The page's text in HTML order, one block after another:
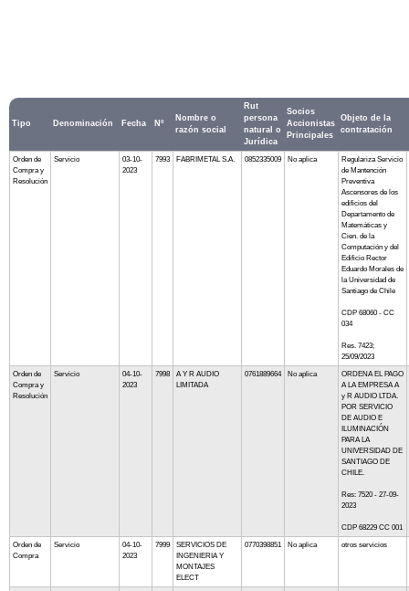
Tipo Denominación Fecha Nº
Nombre o
razón social
Rut
persona
natural o
Jurídica
Socios
Accionistas
Principales
Objeto de la
contratación
Orden de
Compra y
Resolución
Servicio
03-10-
2023
7993 FABRIMETAL S.A. 0852335009 No aplica
Regulariza Servicio
de Mantención
Preventiva
Ascensores de los
edificios del
Departamento de
Matemáticas y
Cien. de la
Computación y del
Edificio Rector
Eduardo Morales de
la Universidad de
Santiago de Chile
CDP 68060 - CC
034
Res. 7423;
25/09/2023
Orden de
Compra y
Resolución
Servicio
04-10-
2023
7998
A Y R AUDIO
LIMITADA
0761889664 No aplica
ORDENA EL PAGO
A LA EMPRESA A
y R AUDIO LTDA.
POR SERVICIO
DE AUDIO E
ILUMINACIÓN
PARA LA
UNIVERSIDAD DE
SANTIAGO DE
CHILE.
Res: 7520 - 27-09-
2023
CDP 68229 CC 001
Orden de
Compra
Servicio
04-10-
2023
7999
SERVICIOS DE
INGENIERIA Y
MONTAJES
ELECT
0770398851 No aplica otros servicios